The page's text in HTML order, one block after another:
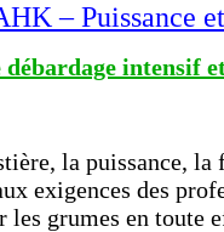
– Puissance
intensif
la puissance,
exigences des
les grumes en toute